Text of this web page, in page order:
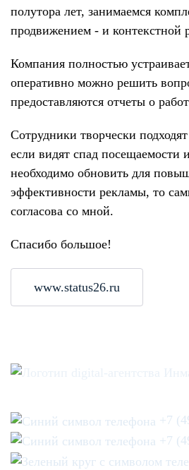
полутора лет, занимаемся
продвижением - и контекстной
Компания полностью
оперативно можно решить
предоставляются отчеты о
Сотрудники творчески
если видят спад посещаемости
необходимо обновить для
эффективности рекламы, то
согласова со мной.
Спасибо большое!
www.status26.ru
+7
+7